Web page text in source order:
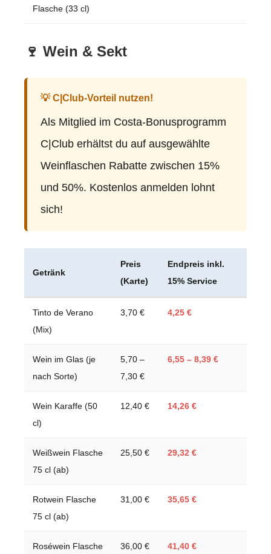
Flasche (33 cl)
🍷 Wein & Sekt
💡 C|Club-Vorteil nutzen!
Als Mitglied im Costa-Bonusprogramm
C|Club erhältst du auf ausgewählte
Weinflaschen Rabatte zwischen 15%
und 50%. Kostenlos anmelden lohnt
sich!
Getränk
Preis
(Karte)
Endpreis inkl.
15% Service
Tinto de Verano
(Mix)
3,70 € 4,25 €
Wein im Glas (je
nach Sorte)
5,70 –
7,30 €
6,55 – 8,39 €
Wein Karaffe (50
cl)
12,40 € 14,26 €
Weißwein Flasche
75 cl (ab)
25,50 € 29,32 €
Rotwein Flasche
75 cl (ab)
31,00 € 35,65 €
Roséwein Flasche
36,00 € 41,40 €